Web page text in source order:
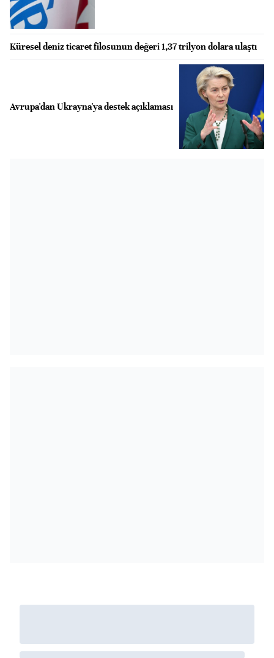
Küresel deniz ticaret filosunun değeri 1,37 trilyon dolara ulaştı
Avrupa'dan Ukrayna'ya destek açıklaması